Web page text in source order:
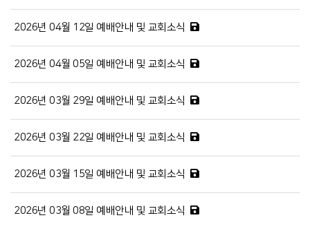
2026년 04월 12일 예배안내 및 교회소식
2026년 04월 05일 예배안내 및 교회소식
2026년 03월 29일 예배안내 및 교회소식
2026년 03월 22일 예배안내 및 교회소식
2026년 03월 15일 예배안내 및 교회소식
2026년 03월 08일 예배안내 및 교회소식